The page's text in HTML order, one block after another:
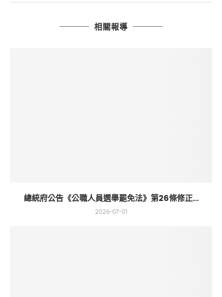
相關報導
總統府公告《公職人員選舉罷免法》第26條修正...
2026-07-01